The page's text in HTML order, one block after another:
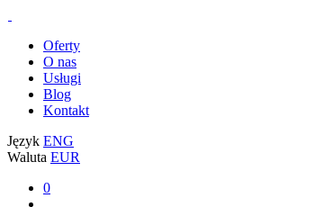
Oferty
O nas
Usługi
Blog
Kontakt
Język ENG
Waluta EUR
0